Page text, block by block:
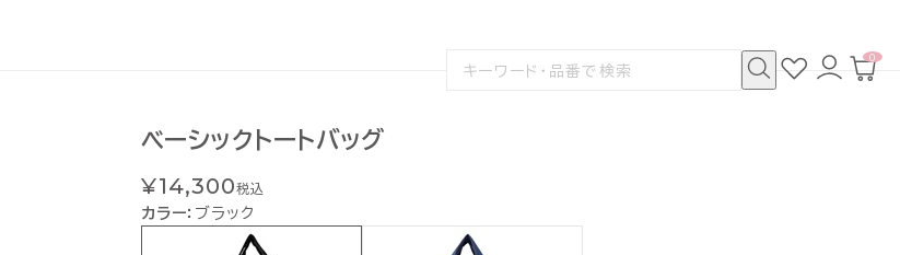
検
お
気
ロ
グ
カ
0
ベーシックトートバッグ
¥14,300税込
カラー： ブラック